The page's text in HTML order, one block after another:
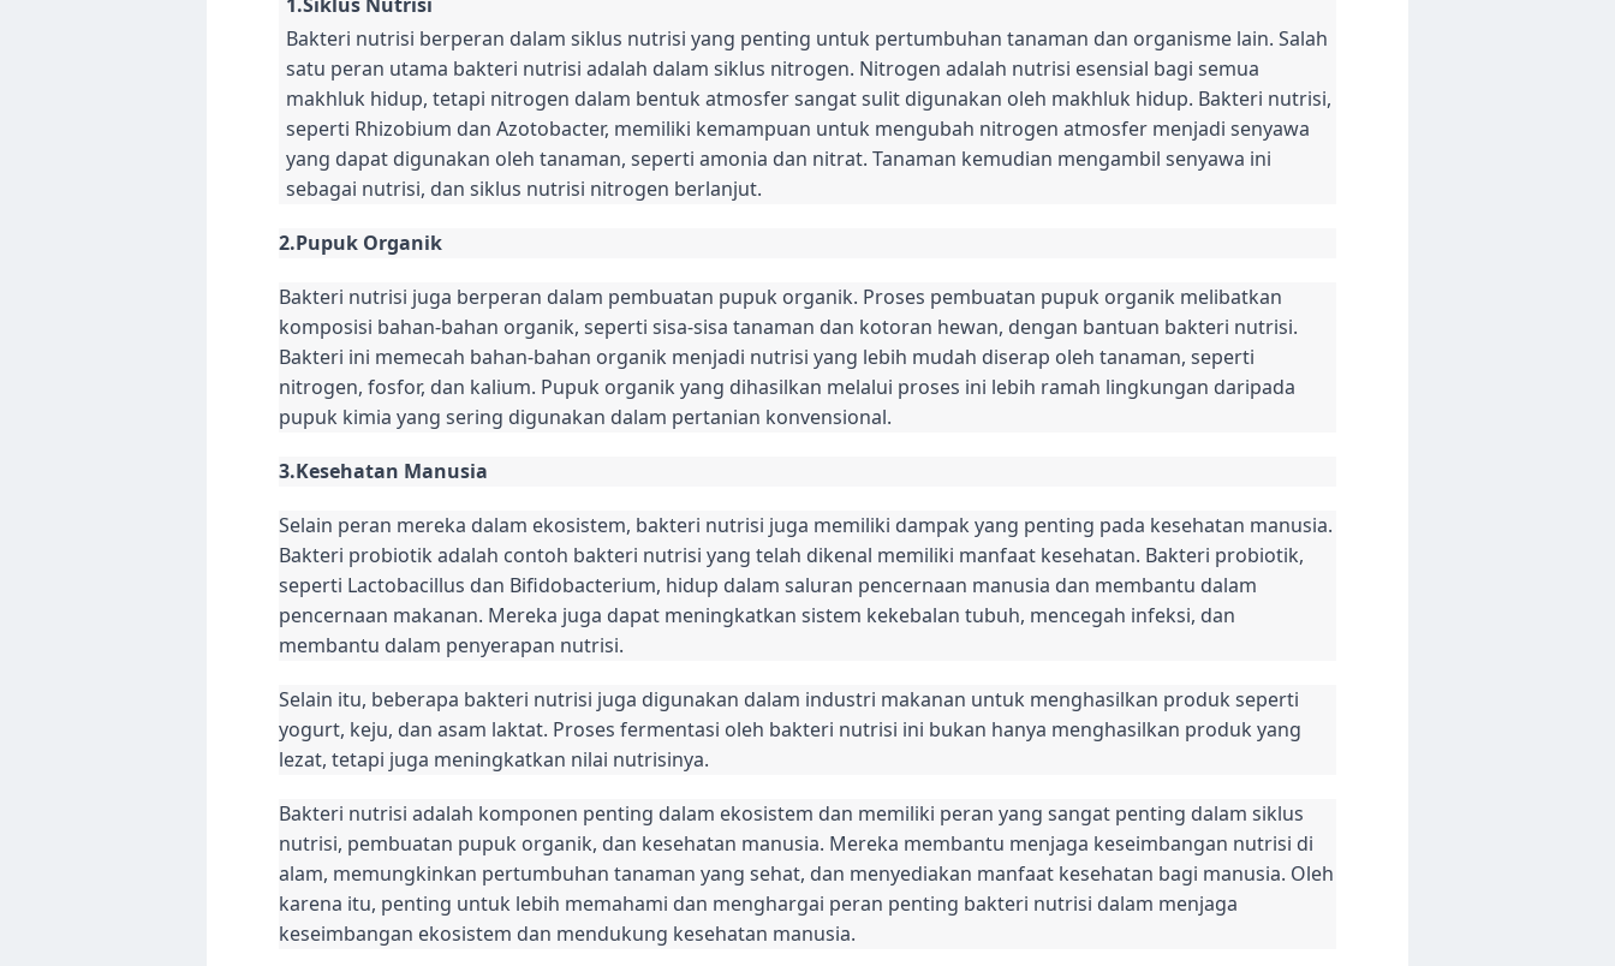
Bakteri nutrisi berperan dalam siklus nutrisi yang penting untuk pertumbuhan tanaman dan organisme lain. Salah
satu peran utama bakteri nutrisi adalah dalam siklus nitrogen. Nitrogen adalah nutrisi esensial bagi semua
makhluk hidup, tetapi nitrogen dalam bentuk atmosfer sangat sulit digunakan oleh makhluk hidup. Bakteri nutrisi,
seperti Rhizobium dan Azotobacter, memiliki kemampuan untuk mengubah nitrogen atmosfer menjadi senyawa
yang dapat digunakan oleh tanaman, seperti amonia dan nitrat. Tanaman kemudian mengambil senyawa ini
sebagai nutrisi, dan siklus nutrisi nitrogen berlanjut.
2.Pupuk Organik
Bakteri nutrisi juga berperan dalam pembuatan pupuk organik. Proses pembuatan pupuk organik melibatkan
komposisi bahan-bahan organik, seperti sisa-sisa tanaman dan kotoran hewan, dengan bantuan bakteri nutrisi.
Bakteri ini memecah bahan-bahan organik menjadi nutrisi yang lebih mudah diserap oleh tanaman, seperti
nitrogen, fosfor, dan kalium. Pupuk organik yang dihasilkan melalui proses ini lebih ramah lingkungan daripada
pupuk kimia yang sering digunakan dalam pertanian konvensional.
3.Kesehatan Manusia
Selain peran mereka dalam ekosistem, bakteri nutrisi juga memiliki dampak yang penting pada kesehatan manusia.
Bakteri probiotik adalah contoh bakteri nutrisi yang telah dikenal memiliki manfaat kesehatan. Bakteri probiotik,
seperti Lactobacillus dan Bifidobacterium, hidup dalam saluran pencernaan manusia dan membantu dalam
pencernaan makanan. Mereka juga dapat meningkatkan sistem kekebalan tubuh, mencegah infeksi, dan
membantu dalam penyerapan nutrisi.
Selain itu, beberapa bakteri nutrisi juga digunakan dalam industri makanan untuk menghasilkan produk seperti
yogurt, keju, dan asam laktat. Proses fermentasi oleh bakteri nutrisi ini bukan hanya menghasilkan produk yang
lezat, tetapi juga meningkatkan nilai nutrisinya.
Bakteri nutrisi adalah komponen penting dalam ekosistem dan memiliki peran yang sangat penting dalam siklus
nutrisi, pembuatan pupuk organik, dan kesehatan manusia. Mereka membantu menjaga keseimbangan nutrisi di
alam, memungkinkan pertumbuhan tanaman yang sehat, dan menyediakan manfaat kesehatan bagi manusia. Oleh
karena itu, penting untuk lebih memahami dan menghargai peran penting bakteri nutrisi dalam menjaga
keseimbangan ekosistem dan mendukung kesehatan manusia.